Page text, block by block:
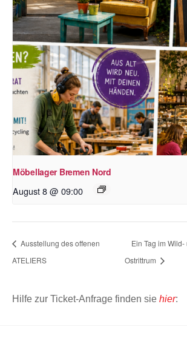
Möbellager Bremen Nord
August 8 @ 09:00
Ausstellung des offenen
ATELIERS
Ein Tag im
Ostrittrum
Hilfe zur Ticket-Anfrage finden sie hier: